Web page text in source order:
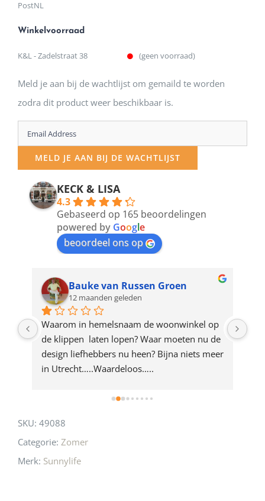
PostNL
Winkelvoorraad
K&L - Zadelstraat 38 (geen voorraad)
Meld je aan bij de wachtlijst om gemaild te worden
zodra dit product weer beschikbaar is.
Enter
your
email
address
product
MELD JE AAN BIJ DE WACHTLIJST
KECK & LISA
4.3
Gebaseerd op 165 beoordelingen
powered by Google
beoordeel ons op
Bauke van Russen Groen
12 maanden geleden
Waarom in hemelsnaam de woonwinkel op
de klippen  laten lopen? Waar moeten nu de
design liefhebbers nu heen? Bijna niets meer
in Utrecht…..Waardeloos…..
SKU: 49088
Categorie: Zomer
Merk: Sunnylife